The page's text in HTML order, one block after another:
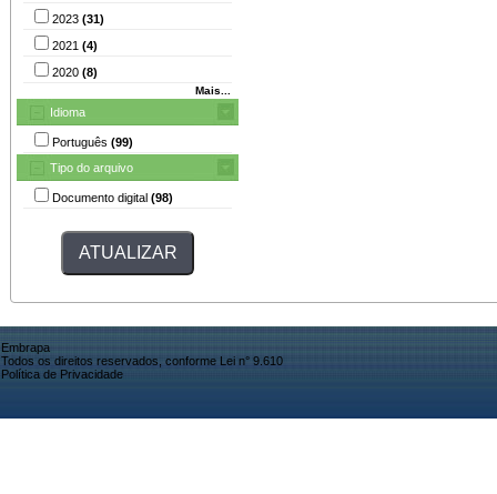
2023 (31)
2021 (4)
2020 (8)
Mais...
Idioma
Português (99)
Tipo do arquivo
Documento digital (98)
Embrapa
Todos os direitos reservados, conforme Lei n° 9.610
Política de Privacidade